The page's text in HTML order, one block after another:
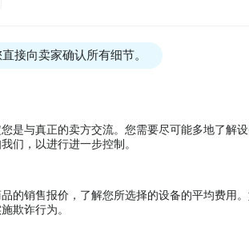
接向卖家确认所有细节。
是与真正的卖方交流。您需要尽可能多地了解
们，以进行进一步控制。
的销售报价，了解您所选择的设备的平均费用
欺诈行为。